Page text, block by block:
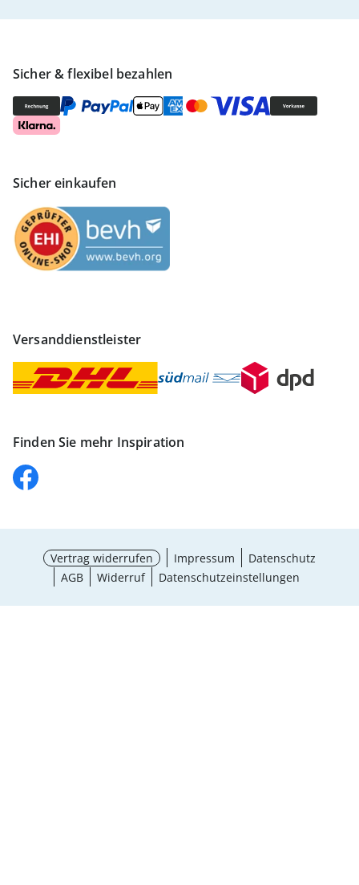
Sicher & flexibel bezahlen
Sicher einkaufen
Versanddienstleister
Finden Sie mehr Inspiration
Vertrag widerrufen Impressum
Datenschutz
AGB
Widerruf Datenschutzeinstellungen